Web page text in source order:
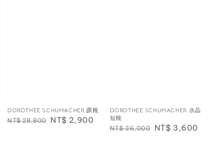
DOROTHEE SCHUMACHER 踝靴
Regular
NT$ 28,800 Sale
NT$ 2,900
DOROTHEE SCHUMACHER 水晶
短靴
Regular
NT$ 36,000 Sale
NT$ 3,600